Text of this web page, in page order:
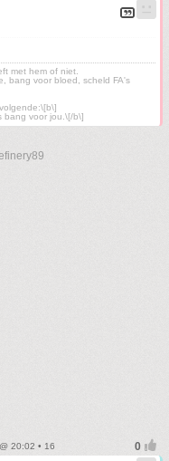
met hem of niet.
bang voor bloed, scheld FA's
bang voor jou.\[/b\]
20:02 • 16